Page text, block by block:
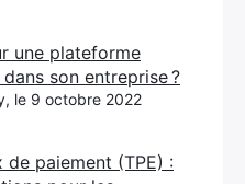
une plateforme
son entreprise ?
le 9 octobre 2022
de paiement (TPE) :